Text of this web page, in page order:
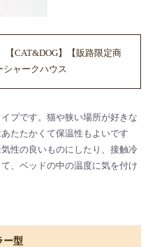
【CAT&DOG】【販路限定商
シャークハウス
プです。猫や狭い場所が好きな
たたかくて保温性もよいです
性の良いものにしたり、接触冷
、ベッドの中の温度に気を付け
ー型